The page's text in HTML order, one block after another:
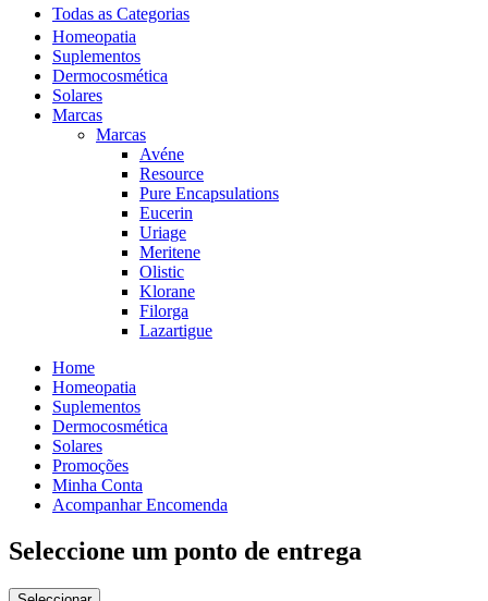
Todas as Categorias
Homeopatia
Suplementos
Dermocosmética
Solares
Marcas
Marcas
Avéne
Resource
Pure Encapsulations
Eucerin
Uriage
Meritene
Olistic
Klorane
Filorga
Lazartigue
Home
Homeopatia
Suplementos
Dermocosmética
Solares
Promoções
Minha Conta
Acompanhar Encomenda
Seleccione um ponto de entrega